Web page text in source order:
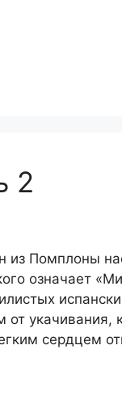
2
из Помплоны
означает
от укачивания,
сердцем